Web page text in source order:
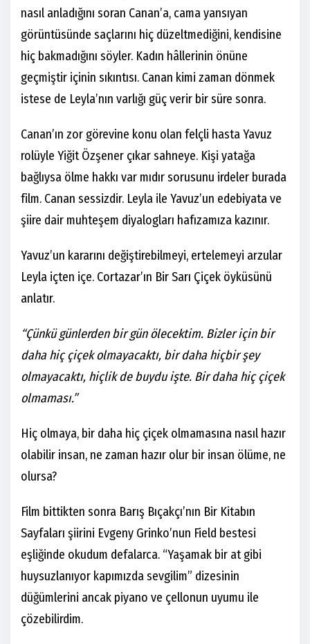
nasıl anladığını soran Canan’a, cama yansıyan
görüntüsünde saçlarını hiç düzeltmediğini, kendisine
hiç bakmadığını söyler. Kadın hâllerinin önüne
geçmiştir içinin sıkıntısı. Canan kimi zaman dönmek
istese de Leyla’nın varlığı güç verir bir süre sonra.
Canan’ın zor görevine konu olan felçli hasta Yavuz
rolüyle Yiğit Özşener çıkar sahneye. Kişi yatağa
bağlıysa ölme hakkı var mıdır sorusunu irdeler burada
film. Canan sessizdir. Leyla ile Yavuz’un edebiyata ve
şiire dair muhteşem diyalogları hafızamıza kazınır.
Yavuz’un kararını değiştirebilmeyi, ertelemeyi arzular
Leyla içten içe. Cortazar’ın Bir Sarı Çiçek öyküsünü
anlatır.
“Çünkü günlerden bir gün ölecektim. Bizler için bir
daha hiç çiçek olmayacaktı, bir daha hiçbir şey
olmayacaktı, hiçlik de buydu işte. Bir daha hiç çiçek
olmaması.”
Hiç olmaya, bir daha hiç çiçek olmamasına nasıl hazır
olabilir insan, ne zaman hazır olur bir insan ölüme, ne
olursa?
Film bittikten sonra Barış Bıçakçı’nın Bir Kitabın
Sayfaları şiirini Evgeny Grinko’nun Field bestesi
eşliğinde okudum defalarca. “Yaşamak bir at gibi
huysuzlanıyor kapımızda sevgilim” dizesinin
düğümlerini ancak piyano ve çellonun uyumu ile
çözebilirdim.